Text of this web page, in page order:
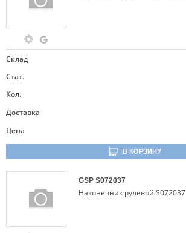
Склад
Стат.
Кол.
Доставка
Цена
В КОРЗИНУ
GSP S072037
Наконечник рулевой S072037